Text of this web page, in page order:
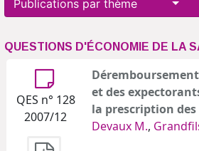
Publications par thème
QUESTIONS D'ÉCONOMIE DE LA
QES n° 128
2007/12
et des
la prescription
Devaux M.,